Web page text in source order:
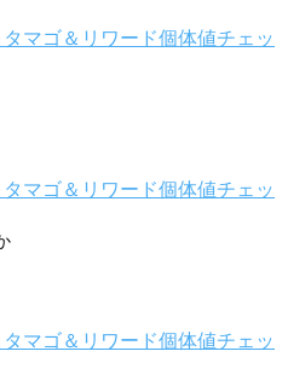
タマゴ＆リワード個体値チェッ
タマゴ＆リワード個体値チェッ
タマゴ＆リワード個体値チェッ